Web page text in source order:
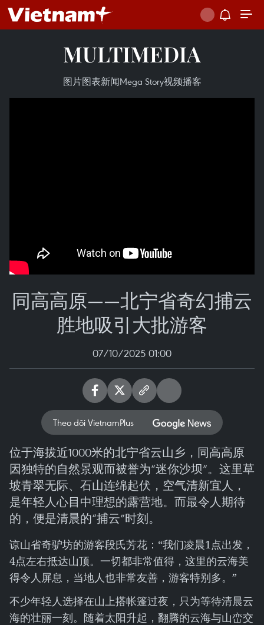
MULTIMEDIA
图片图表新闻Mega Story视频播客
同高高原——北宁省奇幻捕云
胜地吸引大批游客
07/10/2025 01:00
Theo dõi VietnamPlus
位于海拔近1000米的北宁省云山乡，同高高原
因独特的自然景观而被誉为“迷你沙坝”。这里草
坡青翠无际、石山连绵起伏，空气清新宜人，
是年轻人心目中理想的露营地。而最令人期待
的，便是清晨的“捕云”时刻。
谅山省奇驴坊的游客段氏芳花：“我们凌晨1点出发，
4点左右抵达山顶。一切都非常值得，这里的云海美
得令人屏息，当地人也非常友善，游客特别多。”
不少年轻人选择在山上搭帐篷过夜，只为等待清晨云
海的壮丽一刻。随着太阳升起，翻腾的云海与山峦交